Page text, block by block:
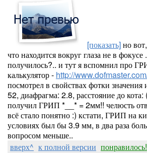
[показать]но
что находится вокруг глаза не в
получилось?.. и тут я вспомнил про
калькулятор - http://
посмотрел в свойствах фотки
52, диафрагма: 2.8, расстояние до
получил ГРИП *__* = 2мм!! челюсть
всё стало понятно :) кстати, ГРИП на
условиях был бы 3.9 мм, в два раза
вопросом меньше..
вверх^ к полной версии понравилось!